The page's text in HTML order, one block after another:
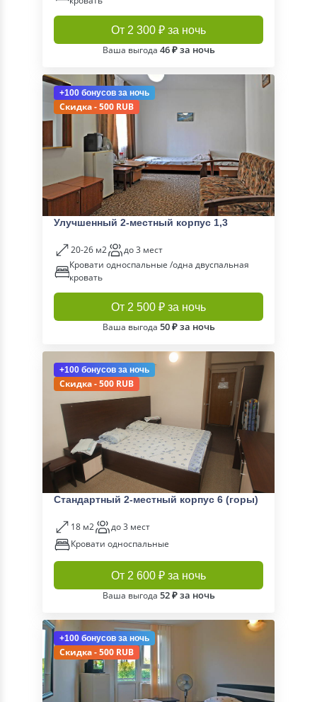
От 2 300 ₽ за ночь
Ваша выгода 46 ₽ за ночь
+100 бонусов за ночь
Скидка - 500 RUB
Улучшенный 2-местный корпус 1,3
20-26 м2
до 3 мест
Кровати односпальные /одна двуспальная
кровать
От 2 500 ₽ за ночь
Ваша выгода 50 ₽ за ночь
+100 бонусов за ночь
Скидка - 500 RUB
Стандартный 2-местный корпус 6 (горы)
18 м2
до 3 мест
Кровати односпальные
От 2 600 ₽ за ночь
Ваша выгода 52 ₽ за ночь
+100 бонусов за ночь
Скидка - 500 RUB